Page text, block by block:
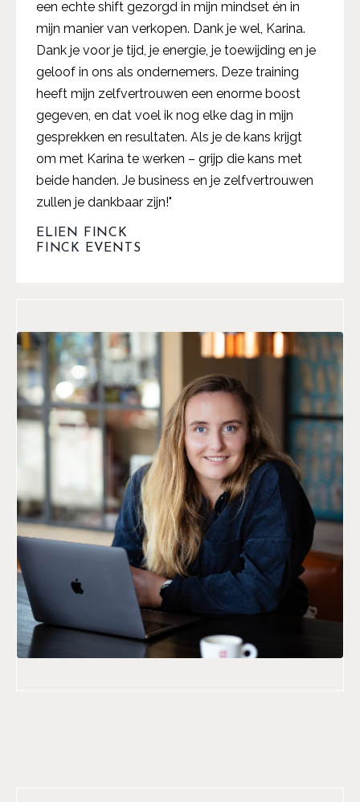
een echte shift gezorgd in mijn mindset én in
mijn manier van verkopen. Dank je wel, Karina.
Dank je voor je tijd, je energie, je toewijding en je
geloof in ons als ondernemers. Deze training
heeft mijn zelfvertrouwen een enorme boost
gegeven, en dat voel ik nog elke dag in mijn
gesprekken en resultaten. Als je de kans krijgt
om met Karina te werken – grijp die kans met
beide handen. Je business en je zelfvertrouwen
zullen je dankbaar zijn!"
ELIEN FINCK
FINCK EVENTS